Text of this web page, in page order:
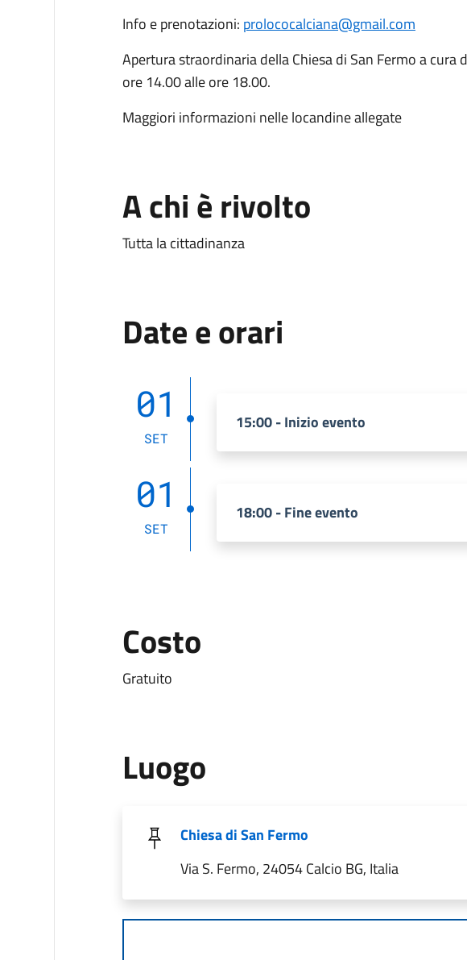
Info e prenotazioni: prolococalciana@gmail.com
Apertura straordinaria della Chiesa di San Fermo a
ore 14.00 alle ore 18.00.
Maggiori informazioni nelle locandine allegate
A chi è rivolto
Tutta la cittadinanza
Date e orari
01
SET
15:00 - Inizio evento
01
SET
18:00 - Fine evento
Costo
Gratuito
Luogo
Chiesa di San Fermo
Via S. Fermo, 24054 Calcio BG, Italia